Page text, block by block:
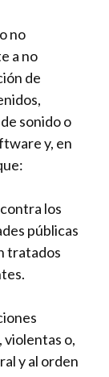
no
a no
de
sonido o
y, en
los
públicas
tratados
o,
y al orden